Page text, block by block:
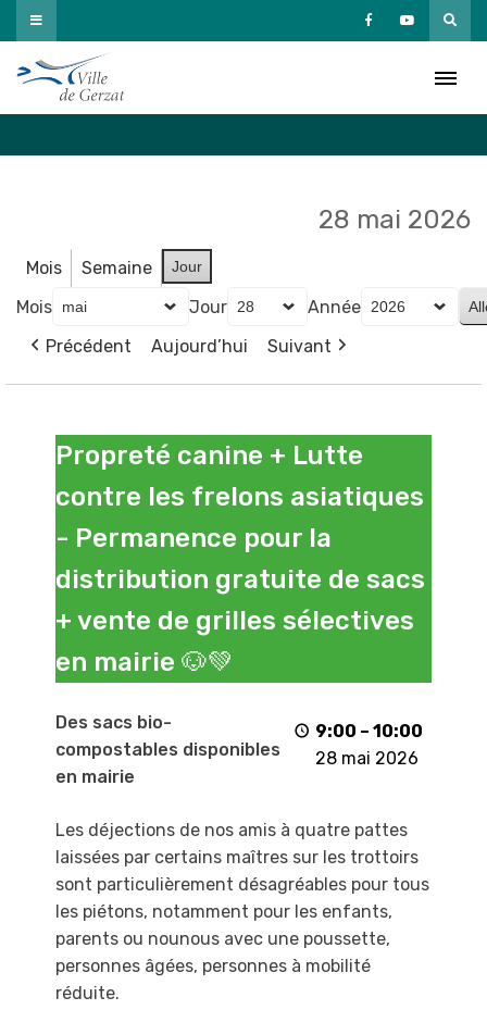
Passer
au
contenu
28 mai 2026
Mois Semaine Jour
Mois Jour
Année
Précédent
Aujourd’hui Suivant
canine
Lutte
frelons
Permanence
pour
distribution
gratuite
sacs
vente
grilles
sélectives
Propreté canine + Lutte
contre les frelons asiatiques
- Permanence pour la
distribution gratuite de sacs
+ vente de grilles sélectives
en mairie 🐶💚
9:00 – 10:00
28 mai 2026
Des sacs bio-
compostables disponibles
en mairie
Les déjections de nos amis à quatre pattes
laissées par certains maîtres sur les trottoirs
sont particulièrement désagréables pour tous
les piétons, notamment pour les enfants,
parents ou nounous avec une poussette,
personnes âgées, personnes à mobilité
réduite.